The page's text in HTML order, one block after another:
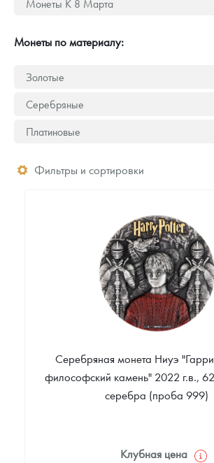
Русская нумизматика
Золотая карманная галерея
Монеты и жетоны из недрагоценных металлов
Книги по нумизматике
Монеты К 8 Марта
Монеты по материалу:
Золотые
Серебряные
Платиновые
Фильтры и сортировки
Серебряная монета Ниуэ
философский камень" 2022 г.в.,
серебра (проба 999)
Клубная цена